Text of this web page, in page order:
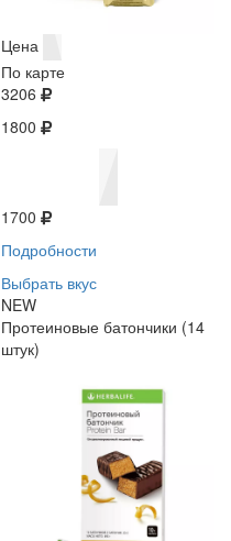
Цена
По карте
3206
1800
1700
Подробности
Выбрать вкус
NEW
Протеиновые батончики (14
штук)